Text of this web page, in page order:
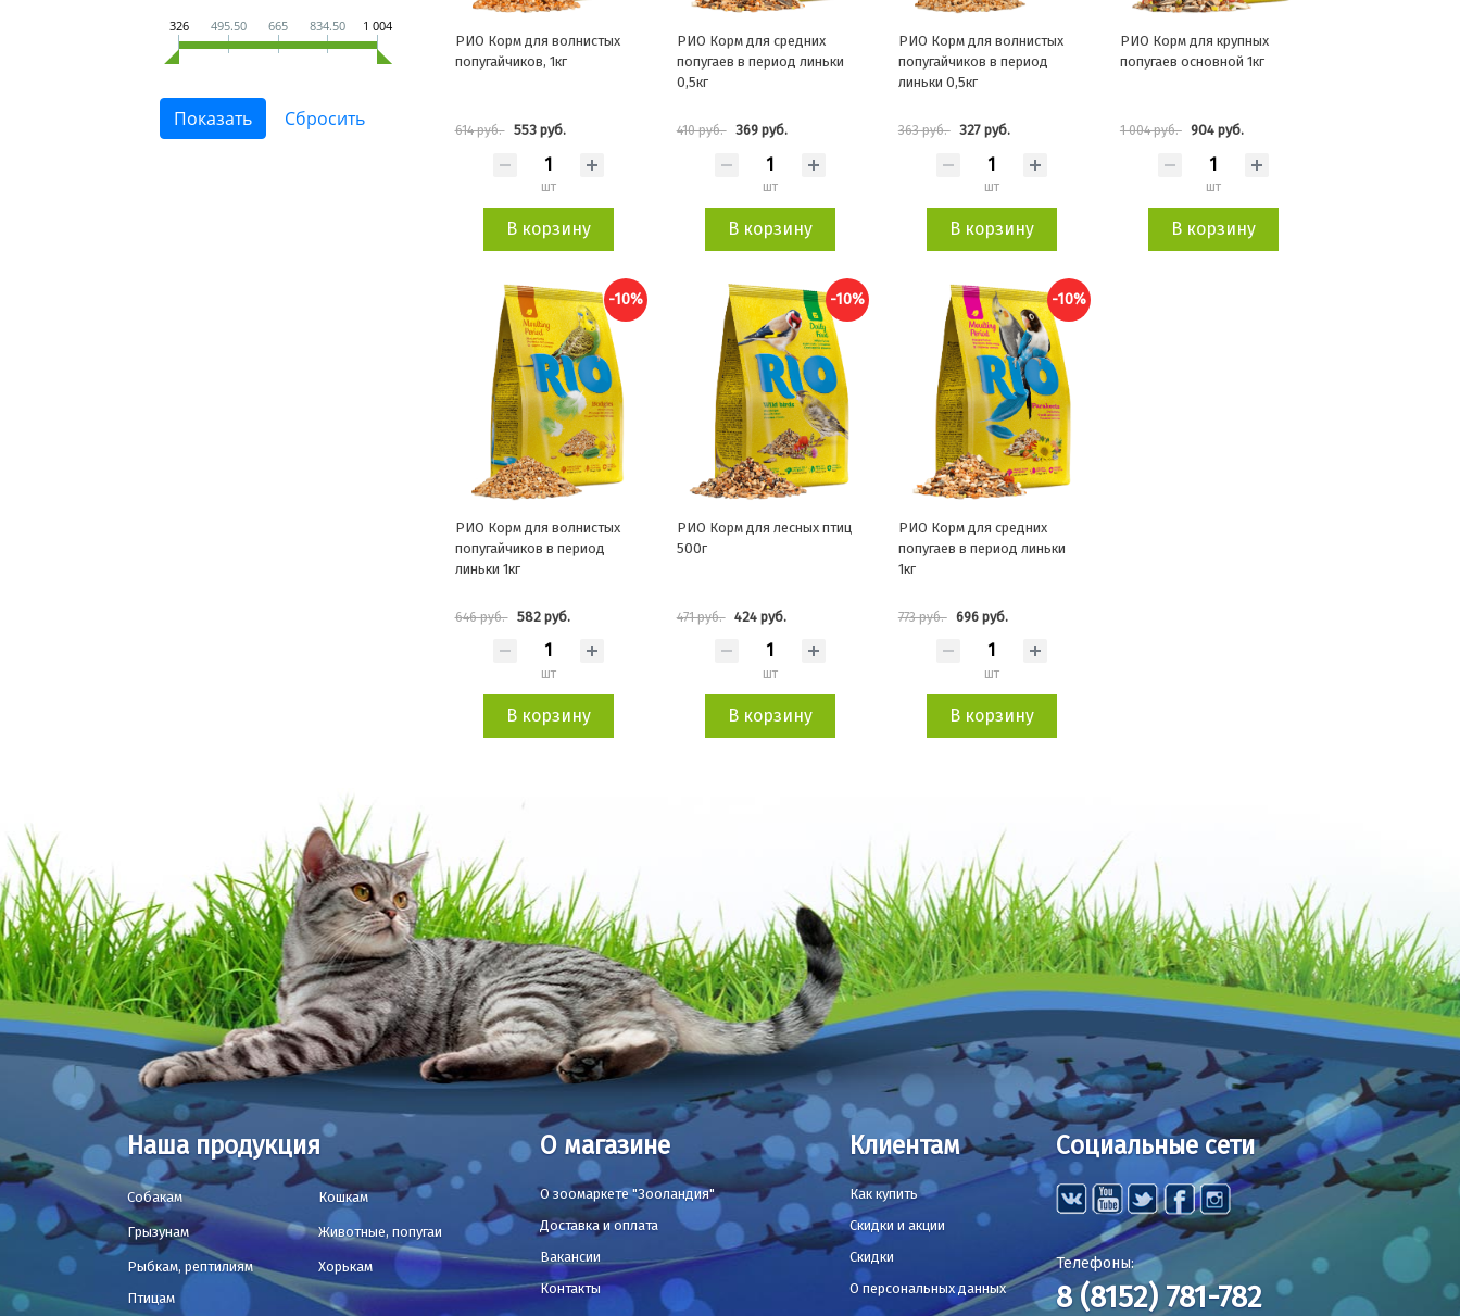
326 495.50 665 834.50 1 004
РИО Корм для волнистых
попугайчиков, 1кг
614 руб. 553 руб.
шт
В корзину
РИО Корм для средних
попугаев в период линьки
0,5кг
410 руб. 369 руб.
шт
В корзину
РИО Корм для волнистых
попугайчиков в период
линьки 0,5кг
363 руб. 327 руб.
шт
В корзину
РИО Корм для крупных
попугаев основной 1кг
1 004 руб. 904 руб.
шт
В корзину
-10%
РИО Корм для волнистых
попугайчиков в период
линьки 1кг
646 руб. 582 руб.
шт
В корзину
-10%
РИО Корм для лесных птиц
500г
471 руб. 424 руб.
шт
В корзину
-10%
РИО Корм для средних
попугаев в период линьки
1кг
773 руб. 696 руб.
шт
В корзину
Наша продукция
Собакам Кошкам
Грызунам Животные, попугаи
Рыбкам, рептилиям
Хорькам
Птицам
О магазине
О зоомаркете "Зооландия"
Доставка и оплата
Вакансии
Контакты
Клиентам
Как купить
Скидки и акции
Скидки
О персональных данных
Социальные сети
Телефоны:
8 (8152) 781-782